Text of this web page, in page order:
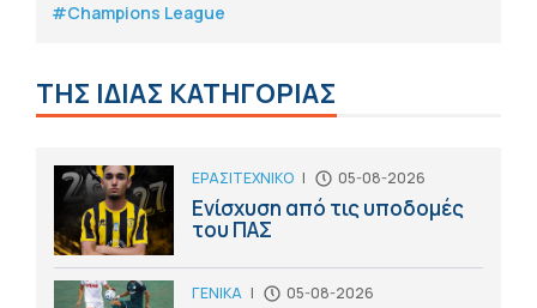
#Champions League
ΤΗΣ ΙΔΙΑΣ ΚΑΤΗΓΟΡΙΑΣ
ΕΡΑΣΙΤΕΧΝΙΚΟ | 05-08-2026
Ενίσχυση από τις υποδομές
του ΠΑΣ
ΓΕΝΙΚΑ | 05-08-2026